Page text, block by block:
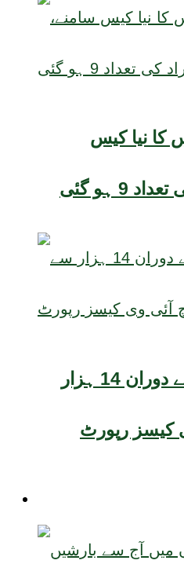
کا نیا کیس
9 ہو گئی
پاکستان میں 2025ء کے دوران 14 ہزار
کیسز رپورٹ